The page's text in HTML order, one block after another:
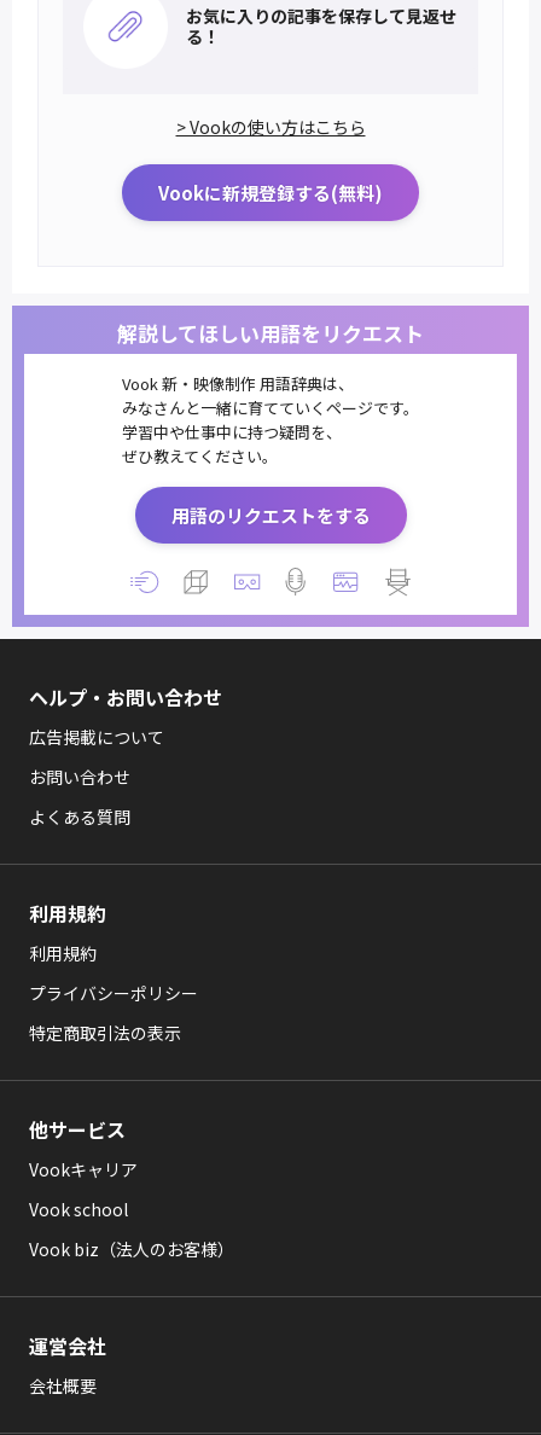
お気に入りの記事を保存して見返せ
る！
> Vookの使い方はこちら
Vookに新規登録する(無料)
解説してほしい用語をリクエスト
Vook 新・映像制作 用語辞典は、
みなさんと一緒に育てていくページです。
学習中や仕事中に持つ疑問を、
ぜひ教えてください。
用語のリクエストをする
ヘルプ・お問い合わせ
広告掲載について
お問い合わせ
よくある質問
利用規約
利用規約
プライバシーポリシー
特定商取引法の表示
他サービス
Vookキャリア
Vook school
Vook biz（法人のお客様）
運営会社
会社概要